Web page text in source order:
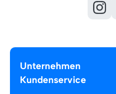
Unternehmen
Kundenservice